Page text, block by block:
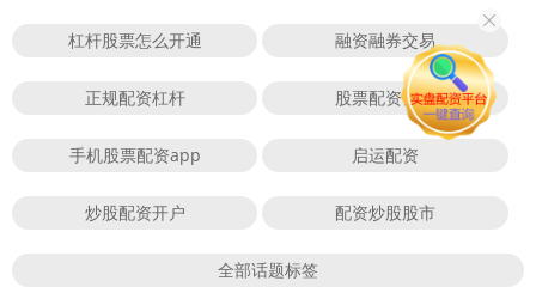
杠杆股票怎么开通 融资融券交易
正规配资杠杆 股票配资公司
手机股票配资app 启运配资
炒股配资开户 配资炒股股市
全部话题标签